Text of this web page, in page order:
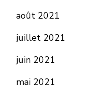
août 2021
juillet 2021
juin 2021
mai 2021